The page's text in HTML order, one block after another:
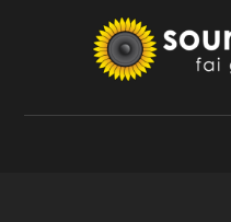
Soundflower.it
Fai Girare Musica